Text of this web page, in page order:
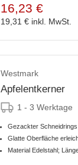
16,23 €
19,31 € inkl. MwSt.
Westmark
Apfelentkerner
1 - 3 Werktage
Gezackter
Glatte Oberfläche
Material Edelstahl;